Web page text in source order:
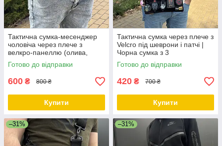
Тактична сумка-месенджер
чоловіча через плече з
велкро-панеллю (олива,
Oxford 600D)
Готово до відправки
600 ₴ 800 ₴
Купити
Тактична сумка через плече з
Velcro під шеврони і патчі |
Чорна сумка з 3
відділеннями, Оксфорд
Готово до відправки
420 ₴ 700 ₴
Купити
–31% –31%